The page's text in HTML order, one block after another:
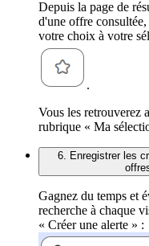
Depuis la page de
d'une offre
votre choix à votre
.
Vous les retrouverez
rubrique « Ma
6. Enregistrer les
Gagnez du temps et
recherche à chaque
« Créer une alerte » :